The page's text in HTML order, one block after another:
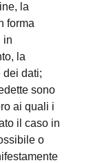
la
forma
in
la
dei dati;
sono
ai quali i
il caso in
o